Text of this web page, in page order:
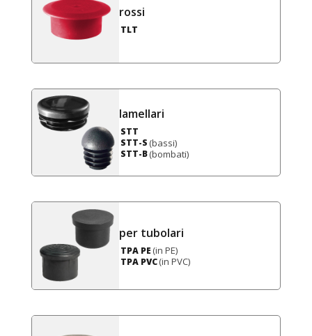
rossi
TLT
lamellari
STT
STT-S (bassi)
STT-B (bombati)
per tubolari
TPA PE (in PE)
TPA PVC (in PVC)